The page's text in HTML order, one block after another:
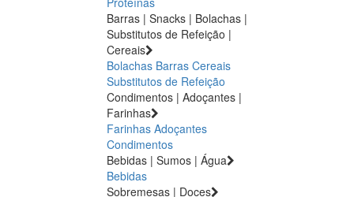
Barras | Snacks | Bolachas |
Substitutos de Refeição |
Cereais
Bolachas Barras Cereais
Substitutos de Refeição
Condimentos | Adoçantes |
Farinhas
Farinhas Adoçantes
Condimentos
Bebidas | Sumos | Água
Bebidas
Sobremesas | Doces